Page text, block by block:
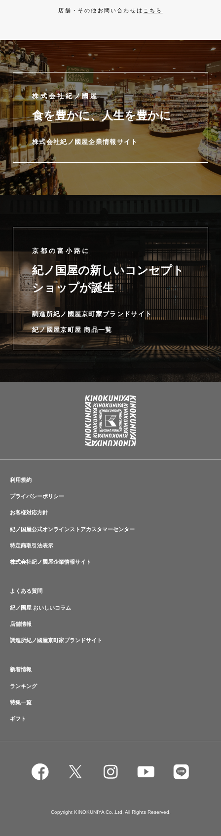
店舗・その他お問い合わせは こちら
株式会社紀ノ國屋
食を豊かに、人生を豊かに
株式会社紀ノ國屋企業情報サイト
京都の富小路に
紀ノ国屋の新しいコンセプト
ショップが誕生
調進所紀ノ國屋京町家ブランドサイト
紀ノ國屋京町屋 商品一覧
利用規約
プライバシーポリシー
お客様対応方針
紀ノ国屋公式オンラインストアカスタマーセンター
特定商取引法表示
株式会社紀ノ國屋企業情報サイト
よくある質問
紀ノ国屋 おいしいコラム
店舗情報
調進所紀ノ國屋京町家ブランドサイト
新着情報
ランキング
特集一覧
ギフト
Copyright KINOKUNIYA Co.,Ltd. All Rights Reserved.